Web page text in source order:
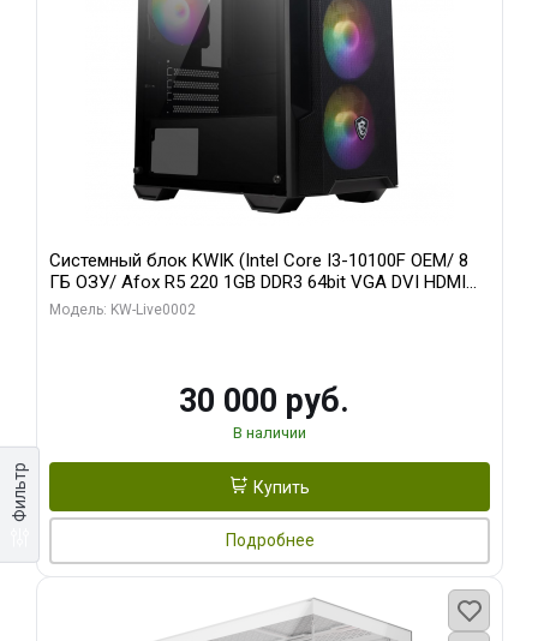
Фильтр
Системный блок KWIK (Intel Core I3-10100F OEM/ 8
ГБ ОЗУ/ Afox R5 220 1GB DDR3 64bit VGA DVI HDMI
1FAN LP RTL / 128 ГБ SSD)
Модель: KW-Live0002
30 000 руб.
В наличии
Купить
Подробнее